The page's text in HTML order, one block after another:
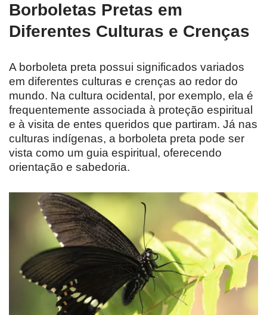
Borboletas Pretas em
Diferentes Culturas e Crenças
A borboleta preta possui significados variados
em diferentes culturas e crenças ao redor do
mundo. Na cultura ocidental, por exemplo, ela é
frequentemente associada à proteção espiritual
e à visita de entes queridos que partiram. Já nas
culturas indígenas, a borboleta preta pode ser
vista como um guia espiritual, oferecendo
orientação e sabedoria.